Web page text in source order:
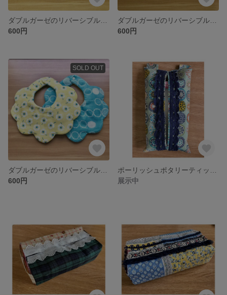
600円
600円
SOLD OUT
600円
展示中